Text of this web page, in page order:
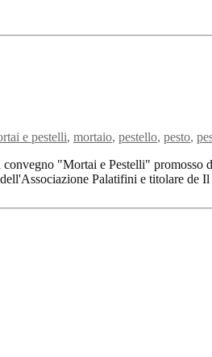
e pestelli, mortaio, pestello, pesto,
"Mortai e Pestelli"
Palatifini e titolare